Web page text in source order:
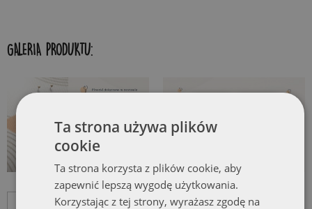
GALERIA PRODUKTU:
Ta strona używa plików
cookie
Ta strona korzysta z plików cookie, aby
zapewnić lepszą wygodę użytkowania.
Korzystając z tej strony, wyrażasz zgodę na